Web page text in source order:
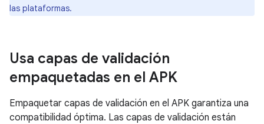
las plataformas.
Usa capas de validación
empaquetadas en el APK
Empaquetar capas de validación en el APK garantiza una
compatibilidad óptima. Las capas de validación están